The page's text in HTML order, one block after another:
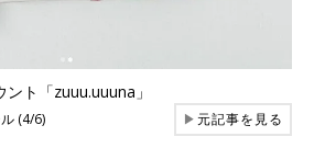
ト「zuuu.uuuna」
(4/6) ▶元記事を見る